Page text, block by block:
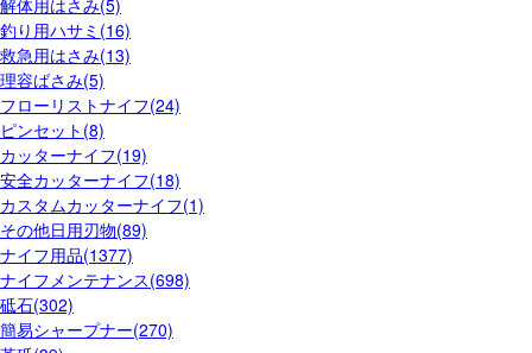
解体用はさみ(5)
釣り用ハサミ(16)
救急用はさみ(13)
理容ばさみ(5)
フローリストナイフ(24)
ピンセット(8)
カッターナイフ(19)
安全カッターナイフ(18)
カスタムカッターナイフ(1)
その他日用刃物(89)
ナイフ用品(1377)
ナイフメンテナンス(698)
砥石(302)
簡易シャープナー(270)